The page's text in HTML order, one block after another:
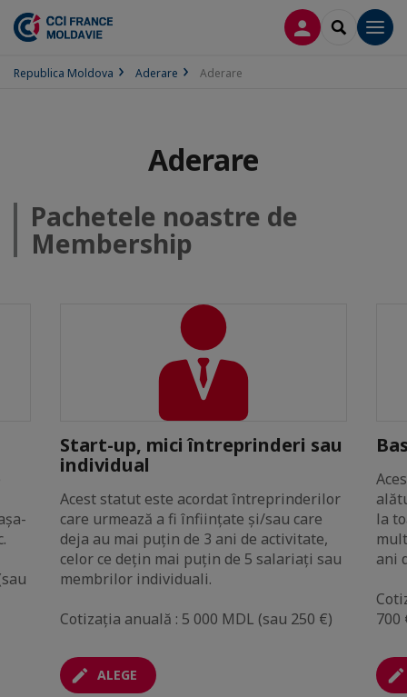
CONECTARE
SEARCH
Republica Moldova Aderare Aderare
Aderare
Pachetele noastre de
Membership
Start-up, mici întreprinderi sau
individual
Acest statut este acordat întreprinderilor
care urmează a fi înființate și/sau care
deja au mai puțin de 3 ani de activitate,
celor ce dețin mai puțin de 5 salariați sau
membrilor individuali.
Cotizația anuală : 5 000 MDL (sau 250 €)
ALEGE
la
ani
700